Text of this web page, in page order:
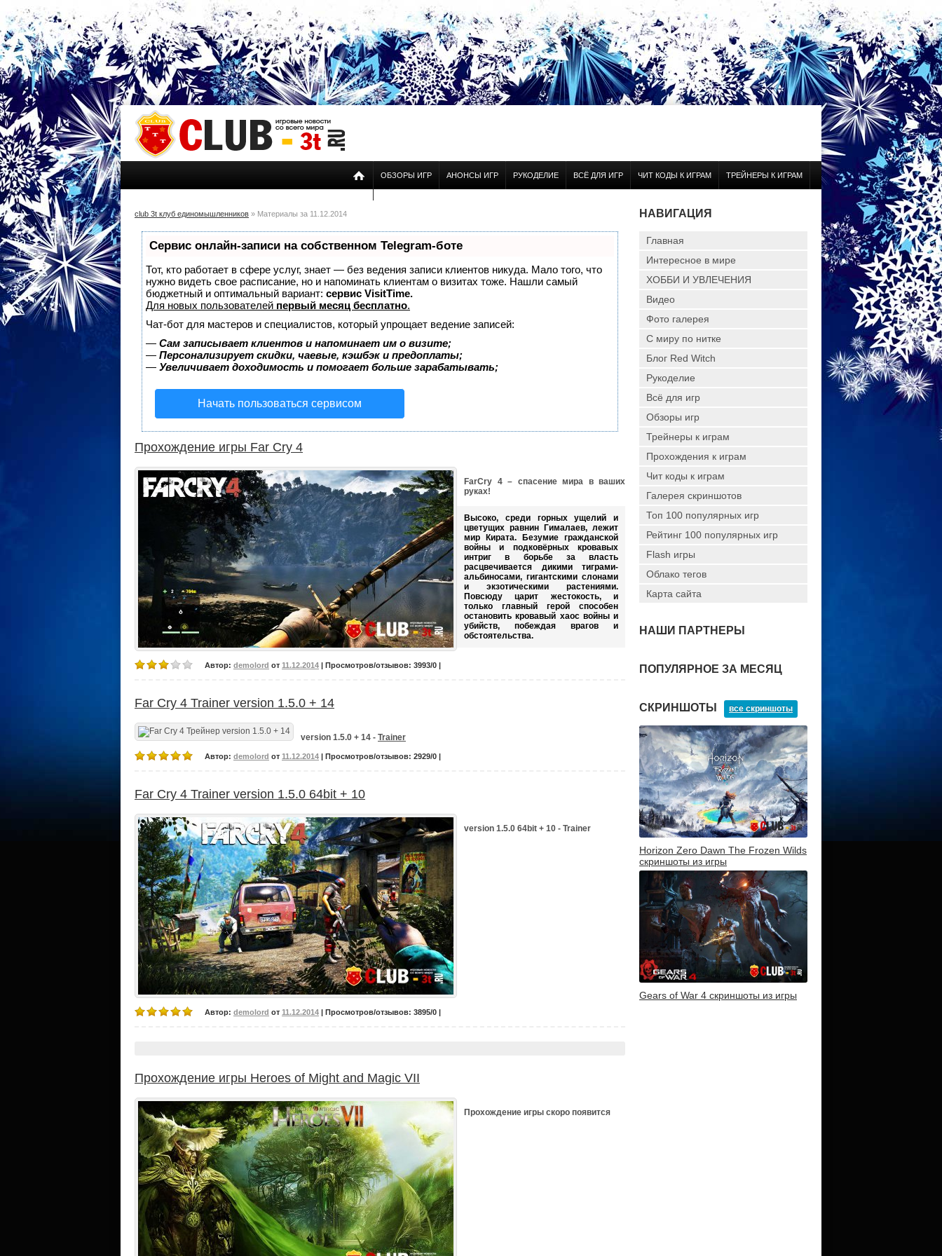
ОБЗОРЫ ИГР АНОНСЫ ИГР РУКОДЕЛИЕ ВСЁ ДЛЯ ИГР ЧИТ КОДЫ К ИГРАМ ТРЕЙНЕРЫ К ИГРАМ
club 3t клуб единомышленников » Материалы за 11.12.2014
Сервис онлайн-записи на собственном Telegram-боте
Тот, кто работает в сфере услуг, знает — без ведения записи клиентов никуда. Мало того, что
нужно видеть свое расписание, но и напоминать клиентам о визитах тоже. Нашли самый
бюджетный и оптимальный вариант: сервис VisitTime.
Для новых пользователей первый месяц бесплатно.
Чат-бот для мастеров и специалистов, который упрощает ведение записей:
— Сам записывает клиентов и напоминает им о визите;
— Персонализирует скидки, чаевые, кэшбэк и предоплаты;
— Увеличивает доходимость и помогает больше зарабатывать;
Начать пользоваться сервисом
Прохождение игры Far Cry 4
FarCry 4 – спасение мира в ваших
руках!
Высоко, среди горных ущелий и
цветущих равнин Гималаев, лежит
мир Кирата. Безумие гражданской
войны и подковёрных кровавых
интриг в борьбе за власть
расцвечивается дикими тиграми-
альбиносами, гигантскими слонами
и экзотическими растениями.
Повсюду царит жестокость, и
только главный герой способен
остановить кровавый хаос войны и
убийств, побеждая врагов и
обстоятельства.
Автор: demolord от 11.12.2014 | Просмотров/отзывов: 3993/0 |
Far Cry 4 Trainer version 1.5.0 + 14
version 1.5.0 + 14 - Trainer
Автор: demolord от 11.12.2014 | Просмотров/отзывов: 2929/0 |
Far Cry 4 Trainer version 1.5.0 64bit + 10
version 1.5.0 64bit + 10 - Trainer
Автор: demolord от 11.12.2014 | Просмотров/отзывов: 3895/0 |
Прохождение игры Heroes of Might and Magic VII
Прохождение игры скоро появится
НАВИГАЦИЯ
Главная
Интересное в мире
ХОББИ И УВЛЕЧЕНИЯ
Видео
Фото галерея
С миру по нитке
Блог Red Witch
Рукоделие
Всё для игр
Обзоры игр
Трейнеры к играм
Прохождения к играм
Чит коды к играм
Галерея скриншотов
Топ 100 популярных игр
Рейтинг 100 популярных игр
Flash игры
Облако тегов
Карта сайта
НАШИ ПАРТНЕРЫ
ПОПУЛЯРНОЕ ЗА МЕСЯЦ
СКРИНШОТЫ все скриншоты
Horizon Zero Dawn The Frozen Wilds
скриншоты из игры
Gears of War 4 скриншоты из игры